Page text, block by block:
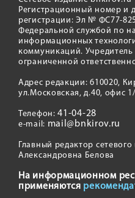
Регистрационный номер и
регистрации: Эл № ФС77-
Федеральной службой по
информационных
коммуникаций.
ограниченной
Адрес редакции: 610020,
ул.Московская, д.40, офис
Телефон:41-04-28
e-mail: mail@bnkirov.ru
Главный редактор
Александровна Белова
На информационном
применяются